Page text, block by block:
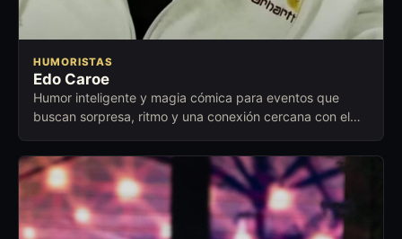
HUMORISTAS
Edo Caroe
Humor inteligente y magia cómica para eventos que
buscan sorpresa, ritmo y una conexión cercana con el